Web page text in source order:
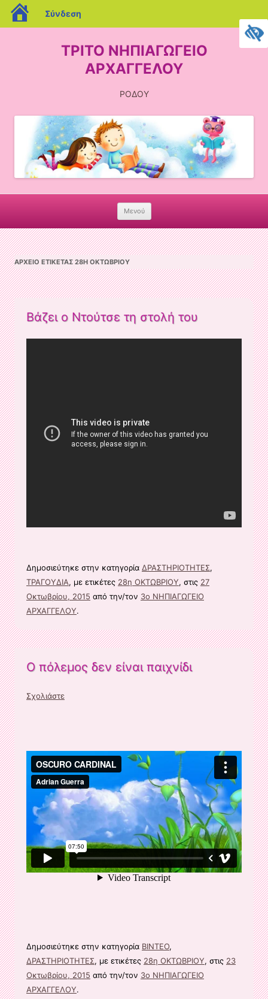
ΤΡΙΤΟ ΝΗΠΙΑΓΩΓΕΙΟ
ΑΡΧΑΓΓΕΛΟΥ
ΡΟΔΟΥ
Μενού
Skip
to
content
ΑΡΧΕΊΟ ΕΤΙΚΈΤΑΣ 28Η ΟΚΤΩΒΡΙΟΥ
Βάζει ο Ντούτσε τη στολή του
Δημοσιεύτηκε στην κατηγορία ΔΡΑΣΤΗΡΙΟΤΗΤΕΣ,
ΤΡΑΓΟΥΔΙΑ, με ετικέτες 28η ΟΚΤΩΒΡΙΟΥ, στις 27
Οκτωβρίου, 2015 από την/τον 3ο ΝΗΠΙΑΓΩΓΕΙΟ
ΑΡΧΑΓΓΕΛΟΥ.
Ο πόλεμος δεν είναι παιχνίδι
Σχολιάστε
Δημοσιεύτηκε στην κατηγορία ΒΙΝΤΕΟ,
ΔΡΑΣΤΗΡΙΟΤΗΤΕΣ, με ετικέτες 28η ΟΚΤΩΒΡΙΟΥ, στις 23
Οκτωβρίου, 2015 από την/τον 3ο ΝΗΠΙΑΓΩΓΕΙΟ
ΑΡΧΑΓΓΕΛΟΥ.
blogs.sch.gr
Σύνδεση